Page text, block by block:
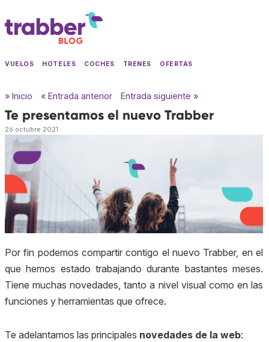
VUELOS HOTELES COCHES TRENES OFERTAS
» Inicio « Entrada anterior Entrada siguiente »
Te presentamos el nuevo Trabber
26 octubre 2021
Por fin podemos compartir contigo el nuevo Trabber, en el
que hemos estado trabajando durante bastantes meses.
Tiene muchas novedades, tanto a nivel visual como en las
funciones y herramientas que ofrece.
Te adelantamos las principales novedades de la web: